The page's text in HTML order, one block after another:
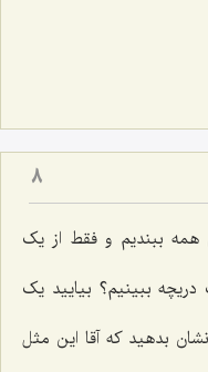
8
همه ببندیم و فقط از یک
دریچه ببینیم؟ بیایید یک
بدهید که آقا این مثل